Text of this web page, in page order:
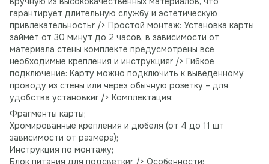
гарантирует длительную службу и эстетическую
привлекательностьr /> Простой монтаж: Установка карты
займет от 30 минут до 2 часов, в зависимости от
материала стены комплекте предусмотрены все
необходимые крепления и инструкцияr /> Гибкое
подключение: Карту можно подключить к выведенному
проводу из стены или через обычную розетку – для
удобства установкиr /> Комплектация:
Фрагменты карты;
Хромированные крепления и дюбеля (от 4 до 11 шт
зависимости от размера);
Инструкция по монтажу;
Блок питания для подсветкиr /> Особенности: